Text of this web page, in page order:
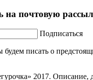
на почтовую
Подписаться
будем писать о
2017. Описание,